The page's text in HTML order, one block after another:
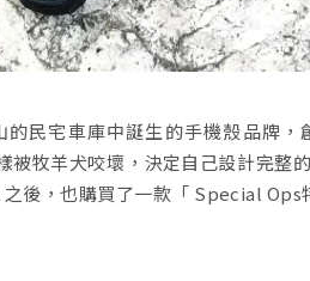
民宅車庫中誕生的手機殼品牌，
牧羊犬咬壞，決定自己設計完整
後，也購買了一款「 Special